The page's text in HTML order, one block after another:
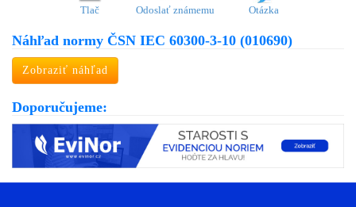
Tlač Odoslať známemu Otázka
Náhľad normy ČSN IEC 60300-3-10 (010690)
Zobraziť náhľad
Doporučujeme: